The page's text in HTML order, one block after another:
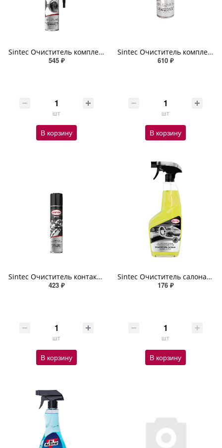
Sintec Очиститель комплексный топливной системы Diesel Additive LDA 335мл
545 ₽
шт
В корзину
Sintec Очиститель комплексный топливной системы Gasoline Additive TBE 335мл
610 ₽
шт
В корзину
Sintec Очиститель контактов Contact Cleaner 400мл (аэрозоль)
423 ₽
шт
В корзину
Sintec Очиститель салона Universal Cleaner 550мл (спрей)
176 ₽
шт
В корзину